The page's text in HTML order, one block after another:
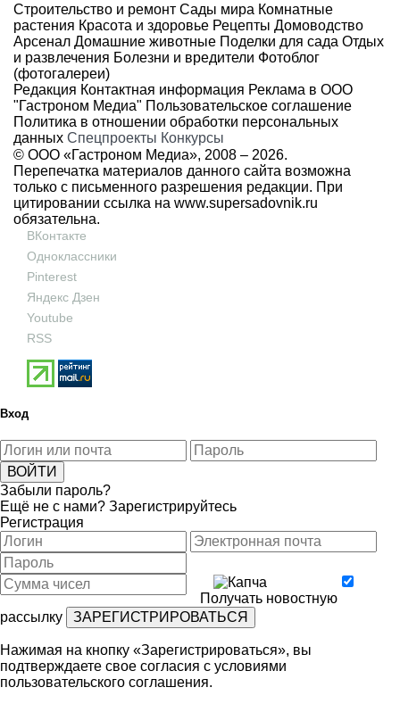
Строительство и ремонт Сады мира Комнатные
растения Красота и здоровье Рецепты Домоводство
Арсенал Домашние животные Поделки для сада Отдых
и развлечения Болезни и вредители Фотоблог
(фотогалереи)
Редакция Контактная информация Реклама в ООО
"Гастроном Медиа" Пользовательское соглашение
Политика в отношении обработки персональных
данных Спецпроекты Конкурсы
© ООО «Гастроном Медиа», 2008 – 2026.
Перепечатка материалов данного сайта возможна
только с письменного разрешения редакции. При
цитировании ссылка на www.supersadovnik.ru
обязательна.
ВКонтакте
Одноклассники
Pinterest
Яндекс Дзен
Youtube
RSS
Вход
Забыли пароль?
Ещё не с нами? Зарегистрируйтесь
Регистрация
Получать новостную
рассылку
Нажимая на кнопку «Зарегистрироваться», вы
подтверждаете свое согласия с условиями
пользовательского соглашения.